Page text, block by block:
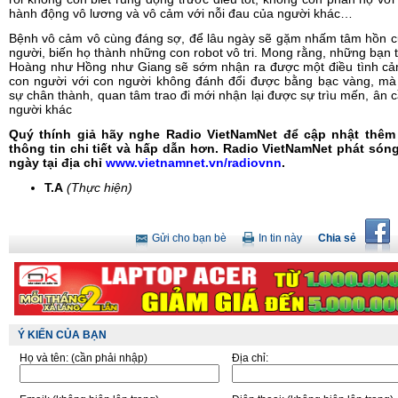
hành động vô lương và vô cảm với nỗi đau của người khác…
Bệnh vô cảm vô cùng đáng sợ, để lâu ngày sẽ gặm nhấm tâm hồn
người, biến họ thành những con robot vô tri. Mong rằng, những bạn
Hoàng như Hồng như Giang sẽ sớm nhận ra được một điều tình
con người với con người không đánh đổi được bằng bạc vàng,
sự chân thành, quan tâm trao đi mới nhận lại được sự trìu mến, ân
người khác
Quý thính giả hãy nghe Radio VietNamNet để cập nhật
thông tin chi tiết và hấp dẫn hơn. Radio VietNamNet phát
ngày tại địa chỉ www.vietnamnet.vn/radiovnn.
T.A (Thực hiện)
Chia sẻ
In tin này
Gửi cho bạn bè
Ý KIẾN CỦA BẠN
Họ và tên: (cần phải nhập) Địa chỉ: